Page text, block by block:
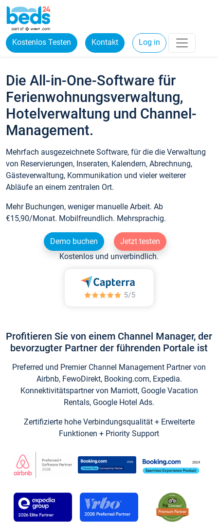
Kostenlos Testen Kontakt Log in
Die All-in-One-Software für
Ferienwohnungsverwaltung,
Hotelverwaltung und Channel-
Management.
Mehrfach ausgezeichnete Software, für die die Verwaltung
von Reservierungen, Inseraten, Kalendern, Abrechnung,
Gästeverwaltung, Kommunikation und vieler weiterer
Abläufe an einem zentralen Ort.
Mehr Buchungen, weniger manuelle Arbeit. Ab
€15,90/Monat. Mobilfreundlich. Mehrsprachig.
Demo buchen
Jetzt testen
Kostenlos und unverbindlich.
Profitieren Sie von einem Channel Manager, der
bevorzugter Partner der führenden Portale ist
Preferred und Premier Channel Management Partner von
Airbnb, FewoDirekt, Booking.com, Expedia.
Konnektivitätspartner von Marriott, Google Vacation
Rentals, Google Hotel Ads.
Zertifizierte hohe Verbindungsqualität + Erweiterte
Funktionen + Priority Support